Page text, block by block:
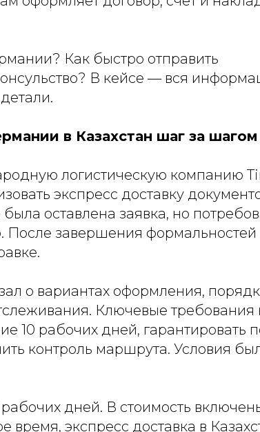
Как быстро отправить
В кейсе — вся
в Казахстан шаг за шагом
логистическую компанию
экспресс доставку
оставлена заявка, но
После завершения формальностей
о вариантах оформления,
Ключевые требования
10 рабочих дней, гарантировать
контроль маршрута. Условия
дней. В стоимость
время, экспресс доставка в